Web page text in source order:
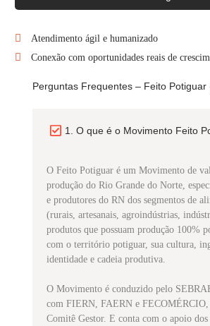
Atendimento ágil e humanizado
Conexão com oportunidades reais de
Perguntas Frequentes – Feito Potiguar
1. O que é o Movimento Feito
O Feito Potiguar é um Movimento de
produção do Rio Grande do Norte,
e produtores do RN dos segmentos de
(rurais, artesanais, agroindústrias,
produtos que possuam produção 100%
com o território potiguar, sua cultura,
identidade e cadeia produtiva.
O Movimento é conduzido pelo
com FIERN, FAERN e
Comitê Gestor. E conta com o apoio dos